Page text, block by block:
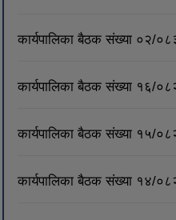
कार्यपालिका बैठक संख्या ०२/
कार्यपालिका बैठक संख्या १६/
कार्यपालिका बैठक संख्या १५/
कार्यपालिका बैठक संख्या १४/